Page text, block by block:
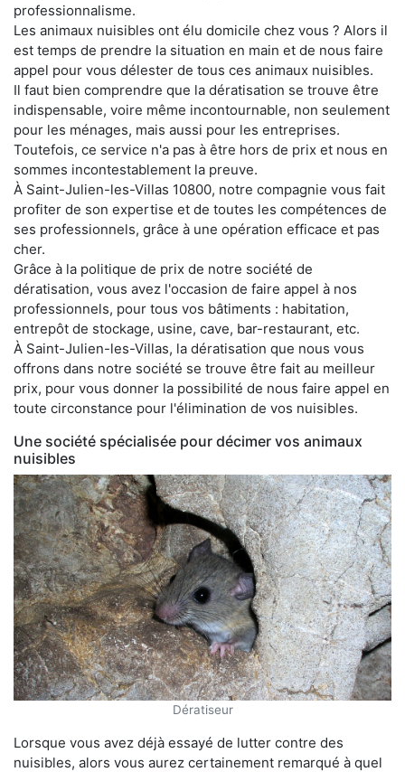
professionnalisme.
Les animaux nuisibles ont élu domicile chez vous ? Alors il
est temps de prendre la situation en main et de nous faire
appel pour vous délester de tous ces animaux nuisibles.
Il faut bien comprendre que la dératisation se trouve être
indispensable, voire même incontournable, non seulement
pour les ménages, mais aussi pour les entreprises.
Toutefois, ce service n'a pas à être hors de prix et nous en
sommes incontestablement la preuve.
À Saint-Julien-les-Villas 10800, notre compagnie vous fait
profiter de son expertise et de toutes les compétences de
ses professionnels, grâce à une opération efficace et pas
cher.
Grâce à la politique de prix de notre société de
dératisation, vous avez l'occasion de faire appel à nos
professionnels, pour tous vos bâtiments : habitation,
entrepôt de stockage, usine, cave, bar-restaurant, etc.
À Saint-Julien-les-Villas, la dératisation que nous vous
offrons dans notre société se trouve être fait au meilleur
prix, pour vous donner la possibilité de nous faire appel en
toute circonstance pour l'élimination de vos nuisibles.
Une société spécialisée pour décimer vos animaux
nuisibles
Dératiseur
Lorsque vous avez déjà essayé de lutter contre des
nuisibles, alors vous aurez certainement remarqué à quel